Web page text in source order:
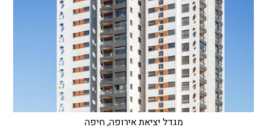
מגדל יציאת אירופה, חיפה